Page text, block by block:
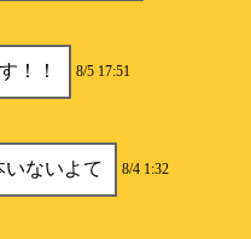
！！ 8/5 17:51
いないよて 8/4 1:32